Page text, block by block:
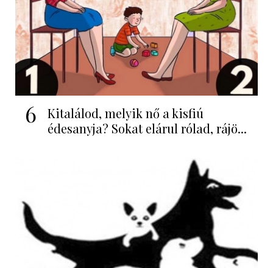
6
Kitalálod, melyik nő a kisfiú
édesanyja? Sokat elárul rólad, rájö...